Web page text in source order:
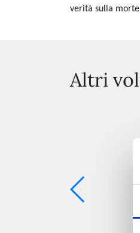
verità sulla
Altri